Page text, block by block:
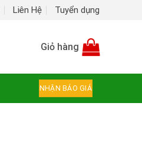
Liên Hệ Tuyển dụng
Giỏ hàng
NHẬN BÁO GIÁ